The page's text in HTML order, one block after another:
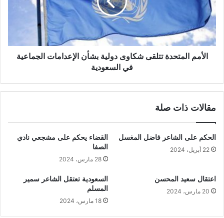
الأمم المتحدة تتلقى شكاوى دولية بشأن الإعدامات الجماعية
في السعودية
مقالات ذات صلة
الحكم على الشاعر فاضل المغسل
22 أبريل، 2024
القضاء يحكم على مشجعي نادي
الصفا
28 مارس، 2024
اعتقال سعيد المحسن
20 مارس، 2024
السعودية تعتقل الشاعر سمير
المسلم
18 مارس، 2024